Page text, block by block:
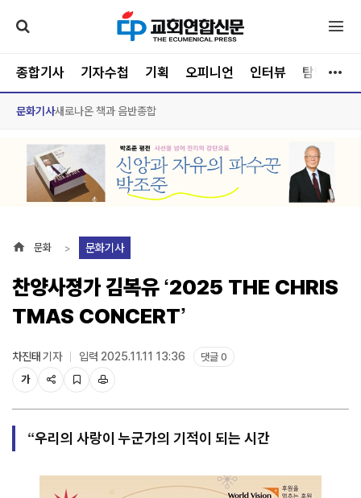
종합기사 기자수첩 기획 오피니언 인터뷰 탐방
문화기사새로나온 책과 음반종합
문화 문화기사
찬양사졍가 김복유 ‘2025 THE CHRIS
TMAS CONCERT’
차진태 기자 입력 2025.11.11 13:36
댓글 0
가
“우리의 사랑이 누군가의 기적이 되는 시간